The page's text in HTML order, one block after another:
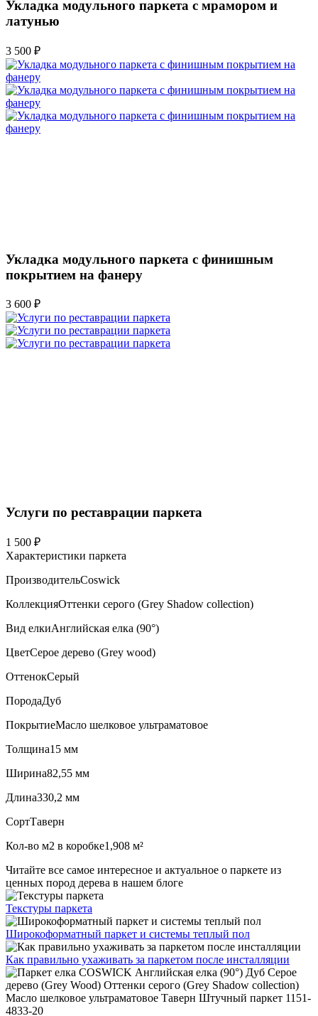
Укладка модульного паркета с мрамором и
латунью
3 500 ₽
Укладка модульного паркета с финишным
покрытием на фанеру
3 600 ₽
Услуги по реставрации паркета
1 500 ₽
Характеристики паркета
ПроизводительCoswick
КоллекцияОттенки серого (Grеy Shadow collection)
Вид елкиАнглийская елка (90°)
ЦветСерое дерево (Grey wood)
ОттенокСерый
ПородаДуб
ПокрытиеМасло шелковое ультраматовое
Толщина15 мм
Ширина82,55 мм
Длина330,2 мм
СортТаверн
Кол-во м2 в коробке1,908 м²
Читайте все самое интересное и актуальное о паркете из
ценных пород дерева в нашем блоге
Текстуры паркета
Широкоформатный паркет и системы теплый пол
Как правильно ухаживать за паркетом после инсталляции